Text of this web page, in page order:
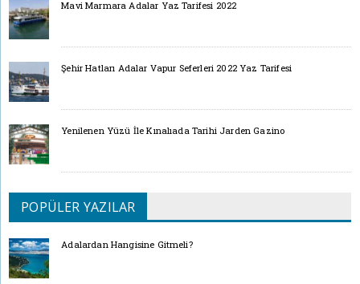
Mavi Marmara Adalar Yaz Tarifesi 2022
Şehir Hatları Adalar Vapur Seferleri 2022 Yaz Tarifesi
Yenilenen Yüzü İle Kınalıada Tarihi Jarden Gazino
POPÜLER YAZILAR
Adalardan Hangisine Gitmeli?